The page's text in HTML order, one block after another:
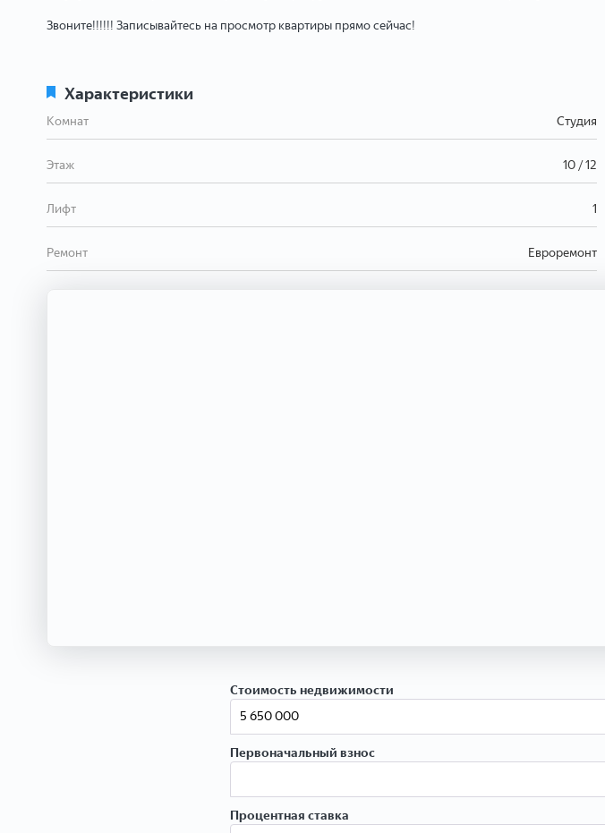
Звоните!!!!!! Записывайтесь на просмотр квартиры прямо сейчас!
Характеристики
Комнат Студия
Этаж 10 / 12
Лифт 1
Ремонт Евроремонт
Стоимость недвижимости
Первоначальный взнос
Процентная ставка